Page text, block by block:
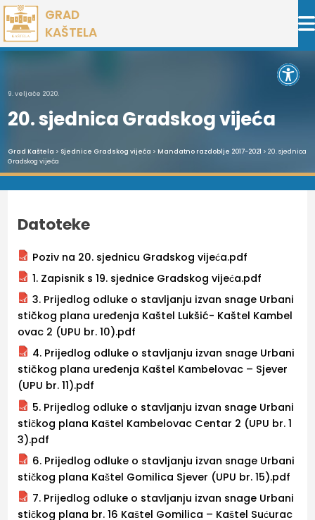
Preskoči
na
sadržaj
GRAD
KAŠTELA
9. veljače 2020.
20. sjednica Gradskog vijeća
Grad Kaštela > Sjednice Gradskog vijeća > Mandatno razdoblje 2017-2021 > 20. sjednica
Gradskog vijeća
Datoteke
Poziv na 20. sjednicu Gradskog vijeća.pdf
1. Zapisnik s 19. sjednice Gradskog vijeća.pdf
3. Prijedlog odluke o stavljanju izvan snage Urbani
stičkog plana uređenja Kaštel Lukšić- Kaštel Kambel
ovac 2 (UPU br. 10).pdf
4. Prijedlog odluke o stavljanju izvan snage Urbani
stičkog plana uređenja Kaštel Kambelovac – Sjever
(UPU br. 11).pdf
5. Prijedlog odluke o stavljanju izvan snage Urbani
stičkog plana Kaštel Kambelovac Centar 2 (UPU br. 1
3).pdf
6. Prijedlog odluke o stavljanju izvan snage Urbani
stičkog plana Kaštel Gomilica Sjever (UPU br. 15).pdf
7. Prijedlog odluke o stavljanju izvan snage Urbani
stičkog plana br. 16 Kaštel Gomilica – Kaštel Sućurac